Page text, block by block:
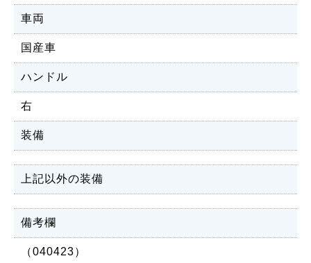
車両
国産車
ハンドル
右
装備
上記以外の装備
備考欄
（040423）